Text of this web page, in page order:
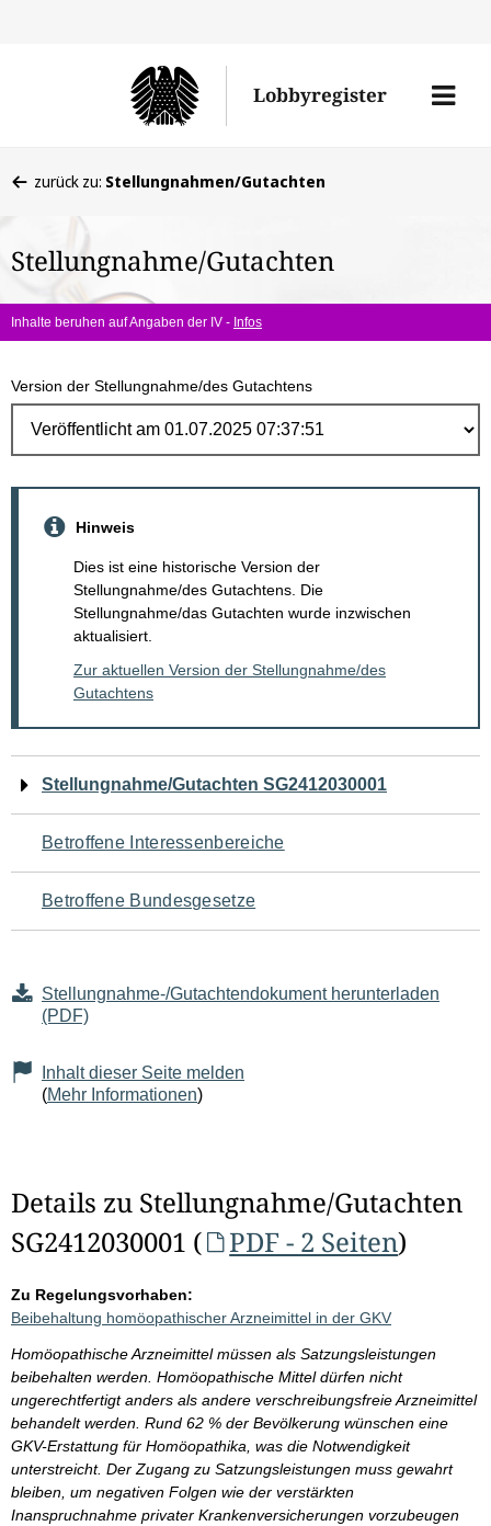
Lobbyregister
Menü
befinden
hier:
zurück zu: Stellungnahmen/Gutachten
Stellungnahme/Gutachten
Inhalte beruhen auf Angaben der IV - Infos
Version der Stellungnahme/des Gutachtens
Hinweis
Dies ist eine historische Version der
Stellungnahme/des Gutachtens. Die
Stellungnahme/das Gutachten wurde inzwischen
aktualisiert.
Zur aktuellen Version der Stellungnahme/des
Gutachtens
Navigation
für
den
Seiteninhalt
Stellungnahme/Gutachten SG2412030001
Betroffene Interessenbereiche
Betroffene Bundesgesetze
Stellungnahme-/Gutachtendokument herunterladen
(PDF)
Inhalt dieser Seite melden
(Mehr Informationen)
Details zu Stellungnahme/Gutachten
SG2412030001 (
PDF - 2 Seiten)
Zu Regelungsvorhaben:
Beibehaltung homöopathischer Arzneimittel in der GKV
Homöopathische Arzneimittel müssen als Satzungsleistungen
beibehalten werden. Homöopathische Mittel dürfen nicht
ungerechtfertigt anders als andere verschreibungsfreie Arzneimittel
behandelt werden. Rund 62 % der Bevölkerung wünschen eine
GKV-Erstattung für Homöopathika, was die Notwendigkeit
unterstreicht. Der Zugang zu Satzungsleistungen muss gewahrt
bleiben, um negativen Folgen wie der verstärkten
Inanspruchnahme privater Krankenversicherungen vorzubeugen